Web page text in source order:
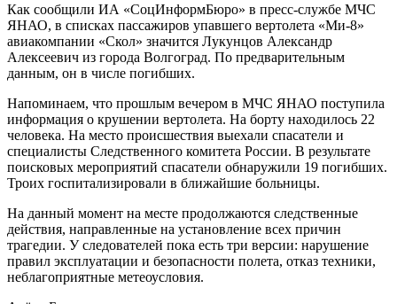
Как сообщили ИА «СоцИнформБюро» в пресс-службе МЧС
ЯНАО, в списках пассажиров упавшего вертолета «Ми-8»
авиакомпании «Скол» значится Лукунцов Александр
Алексеевич из города Волгоград. По предварительным
данным, он в числе погибших.
Напоминаем, что прошлым вечером в МЧС ЯНАО поступила
информация о крушении вертолета. На борту находилось 22
человека. На место происшествия выехали спасатели и
специалисты Следственного комитета России. В результате
поисковых мероприятий спасатели обнаружили 19 погибших.
Троих госпитализировали в ближайшие больницы.
На данный момент на месте продолжаются следственные
действия, направленные на установление всех причин
трагедии. У следователей пока есть три версии: нарушение
правил эксплуатации и безопасности полета, отказ техники,
неблагоприятные метеоусловия.